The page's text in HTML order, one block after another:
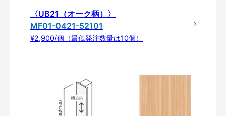
〈UB21（オーク柄）〉
MF01-0421-52101
¥2,900/個（最低発注数量は10個）